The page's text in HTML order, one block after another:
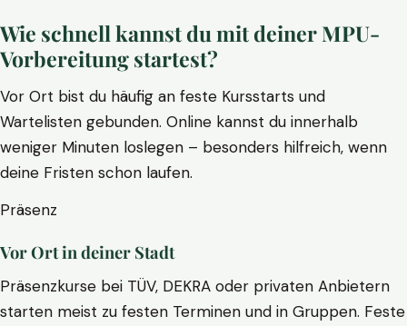
Wie schnell kannst du mit deiner MPU-
Vorbereitung startest?
Vor Ort bist du häufig an feste Kursstarts und
Wartelisten gebunden. Online kannst du innerhalb
weniger Minuten loslegen – besonders hilfreich, wenn
deine Fristen schon laufen.
Präsenz
Vor Ort in deiner Stadt
Präsenzkurse bei TÜV, DEKRA oder privaten Anbietern
starten meist zu festen Terminen und in Gruppen. Feste